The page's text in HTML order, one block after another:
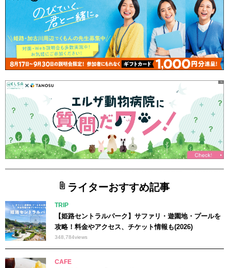
ライターおすすめ記事
TRIP
【姫路セントラルパーク】サファリ・遊園地・プールを
攻略！料金やアクセス、チケット情報も(2026)
348,784views
CAFE